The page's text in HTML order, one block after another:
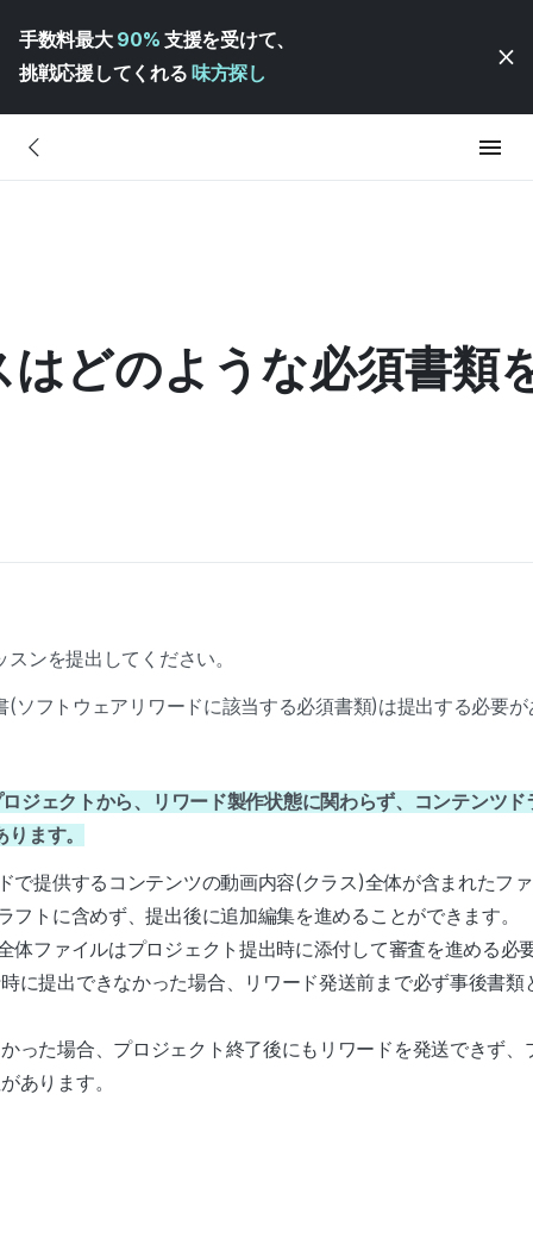
手数料最大 90% 支援を受けて、
挑戦応援してくれる 味方探し
どのような必須書類
ンを提出してください。
(ソフトウェアリワードに該当する必須書類)は提出する必要
ジェクトから、リワード製作状態に関わらず、コンテンツ
ます。
で提供するコンテンツの動画内容(クラス)全体が含まれたフ
フトに含めず、提出後に追加編集を進めることができます。
体ファイルはプロジェクト提出時に添付して審査を進める必
に提出できなかった場合、リワード発送前まで必ず事後書類
った場合、プロジェクト終了後にもリワードを発送できず、
あります。